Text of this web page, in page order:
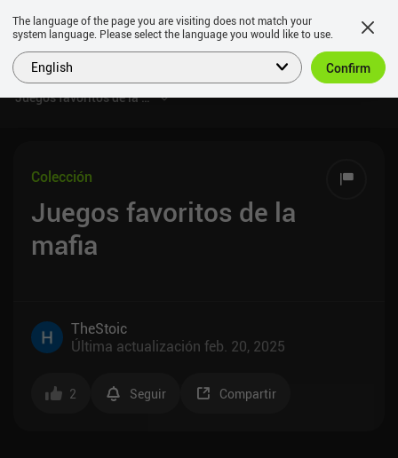
Juegos favoritos de la mafia
Colección
Juegos favoritos de la
mafia
TheStoic
Última actualización feb. 20, 2025
2 Seguir Compartir
The language of the page you are visiting does not match your
system language. Please select the language you would like to use.
English Confirm